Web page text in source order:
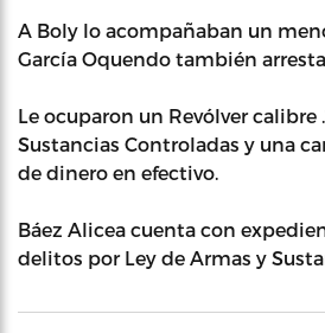
A Boly lo acompañaban un
García Oquendo también
Le ocuparon un Revólver calibre
Sustancias Controladas y una
de dinero en efectivo.
Báez Alicea cuenta con
delitos por Ley de Armas y